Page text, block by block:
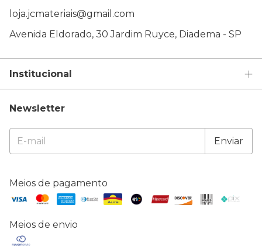
loja.jcmateriais@gmail.com
Avenida Eldorado, 30 Jardim Ruyce, Diadema - SP
Institucional
Newsletter
Meios de pagamento
Meios de envio